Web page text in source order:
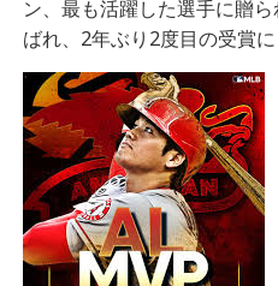
ン、最も活躍した選手に贈
ばれ、 2年ぶり2度目の受賞に